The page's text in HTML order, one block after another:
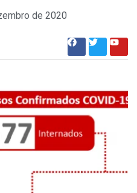
de 2020